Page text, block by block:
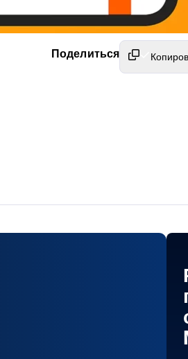
Поделиться